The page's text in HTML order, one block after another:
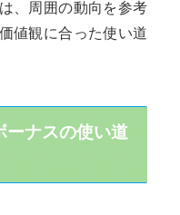
、周囲の動向を参考
値観に合った使い道
ーナスの使い道